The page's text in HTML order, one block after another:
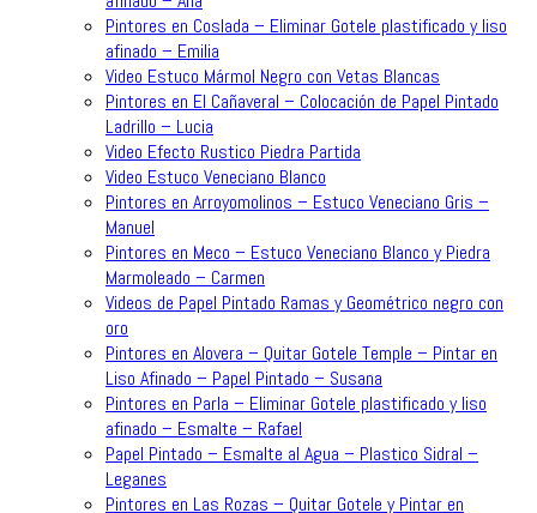
Pintores en Coslada – Eliminar Gotele plastificado y liso
afinado – Emilia
Video Estuco Mármol Negro con Vetas Blancas
Pintores en El Cañaveral – Colocación de Papel Pintado
Ladrillo – Lucia
Video Efecto Rustico Piedra Partida
Video Estuco Veneciano Blanco
Pintores en Arroyomolinos – Estuco Veneciano Gris –
Manuel
Pintores en Meco – Estuco Veneciano Blanco y Piedra
Marmoleado – Carmen
Videos de Papel Pintado Ramas y Geométrico negro con
oro
Pintores en Alovera – Quitar Gotele Temple – Pintar en
Liso Afinado – Papel Pintado – Susana
Pintores en Parla – Eliminar Gotele plastificado y liso
afinado – Esmalte – Rafael
Papel Pintado – Esmalte al Agua – Plastico Sidral –
Leganes
Pintores en Las Rozas – Quitar Gotele y Pintar en